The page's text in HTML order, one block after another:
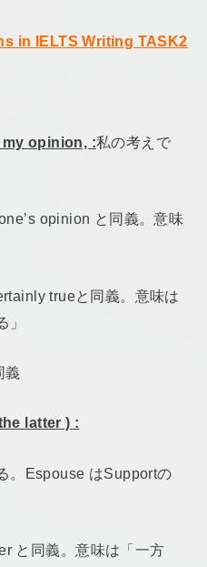
in IELTS Writing TASK2
opinion, :私の考えで
opinion と同義。意味
trueと同義。意味は
」
義
latter ) :
。Espouse はSupportの
と同義。意味は「一方